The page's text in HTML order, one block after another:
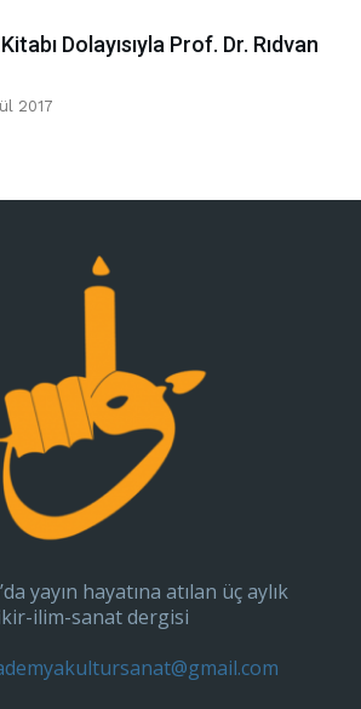
Dolayısıyla Prof. Dr. Rıdvan
2017
yayın hayatına atılan üç aylık
ilim-sanat dergisi